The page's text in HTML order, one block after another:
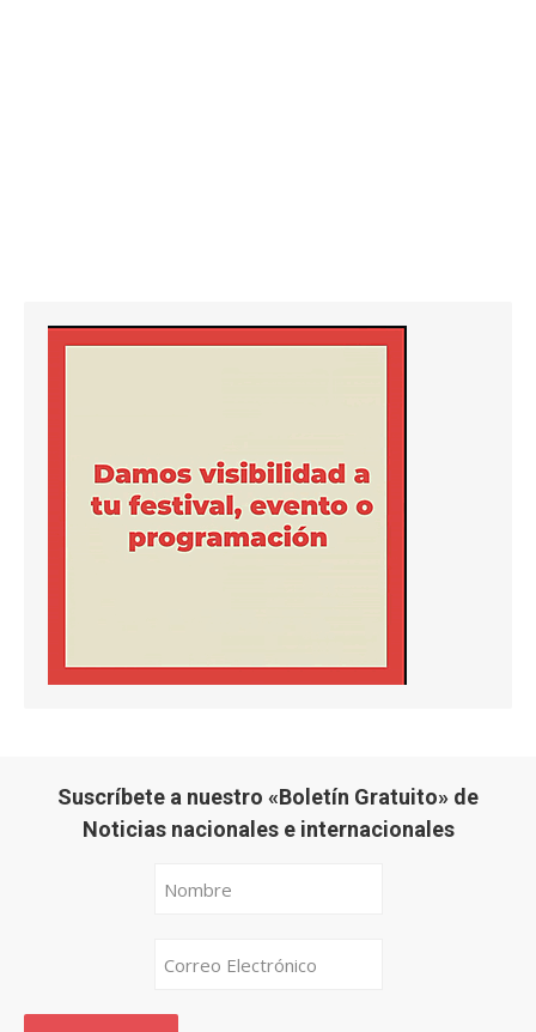
Suscríbete a nuestro «Boletín Gratuito» de
Noticias nacionales e internacionales